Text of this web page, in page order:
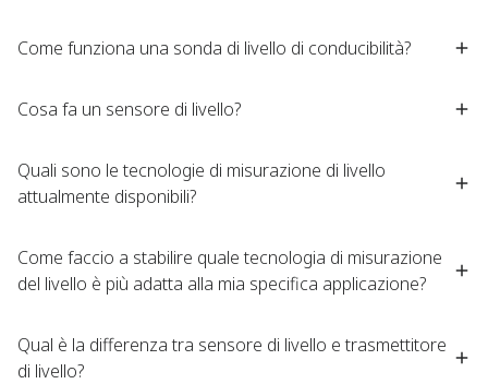
Come funziona una sonda di livello di conducibilità?​
Cosa fa un sensore di livello?​
Quali sono le tecnologie di misurazione di livello
attualmente disponibili?​
Come faccio a stabilire quale tecnologia di misurazione
del livello è più adatta alla mia specifica applicazione?
Qual è la differenza tra sensore di livello e trasmettitore
di livello?​